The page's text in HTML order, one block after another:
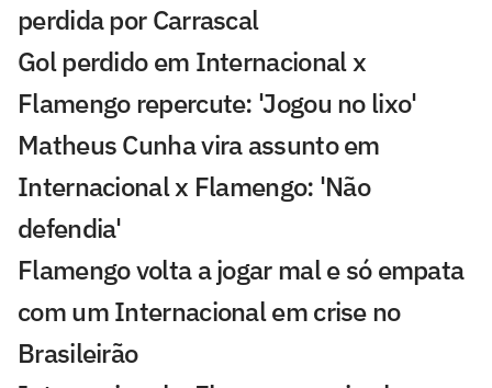
perdida por Carrascal
Gol perdido em Internacional x
Flamengo repercute: 'Jogou no lixo'
Matheus Cunha vira assunto em
Internacional x Flamengo: 'Não
defendia'
Flamengo volta a jogar mal e só empata
com um Internacional em crise no
Brasileirão